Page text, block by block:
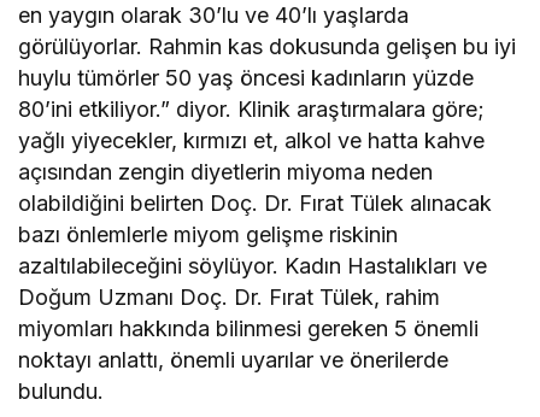
en yaygın olarak 30’lu ve 40’lı yaşlarda
görülüyorlar. Rahmin kas dokusunda gelişen bu iyi
huylu tümörler 50 yaş öncesi kadınların yüzde
80’ini etkiliyor.” diyor. Klinik araştırmalara göre;
yağlı yiyecekler, kırmızı et, alkol ve hatta kahve
açısından zengin diyetlerin miyoma neden
olabildiğini belirten Doç. Dr. Fırat Tülek alınacak
bazı önlemlerle miyom gelişme riskinin
azaltılabileceğini söylüyor. Kadın Hastalıkları ve
Doğum Uzmanı Doç. Dr. Fırat Tülek, rahim
miyomları hakkında bilinmesi gereken 5 önemli
noktayı anlattı, önemli uyarılar ve önerilerde
bulundu.